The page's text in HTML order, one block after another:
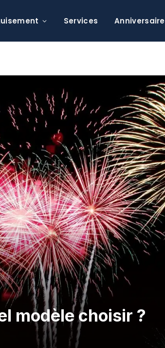
Services Anniversaire
modèle choisir ?